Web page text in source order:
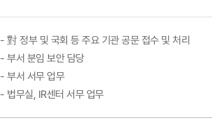
- 對 정부 및 국회 등 주요 기관 공문 접수 및 처리
- 부서 분임 보안 담당
- 부서 서무 업무
- 법무실, IR센터 서무 업무